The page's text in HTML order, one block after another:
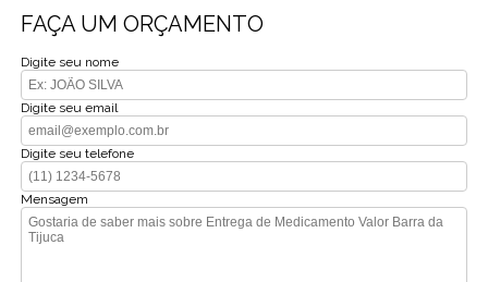
FAÇA UM ORÇAMENTO
Digite seu nome
Digite seu email
Digite seu telefone
Mensagem